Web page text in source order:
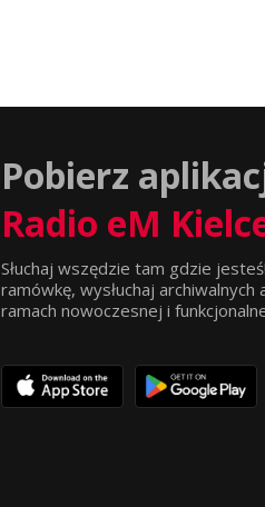
Pobierz
Radio eM
Słuchaj wszędzie tam gdzie
ramówkę, wysłuchaj
ramach nowoczesnej i